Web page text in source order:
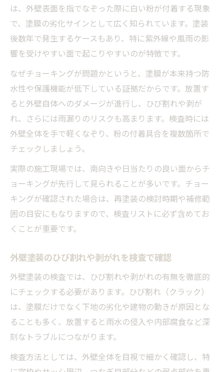
は、外壁表面を指でなぞった際に白い粉が付着する現象
で、塗膜の劣化サインとして広く知られています。塗装
後数年で発生するケースもあり、特に紫外線や風雨の影
響を受けやすい面で起こりやすいのが特徴です。
なぜチョーキングが問題かというと、塗膜が本来持つ防
水性や保護機能が低下している証拠だからです。放置す
ると外壁自体へのダメージが進行し、ひび割れや剥が
れ、さらには雨漏りのリスクも高まります。検査時には
外壁全体を手で軽くなぞり、粉の付着具合を複数箇所で
チェックしましょう。
実際の施工現場では、南向きや日当たりの良い面からチ
ョーキングが先行して見られることが多いです。チョー
キングが確認された場合は、再塗装の検討時期や補修範
囲の目安にもなりますので、検査リストに必ず含めてお
くことが重要です。
外壁塗装のひび割れや剥がれを検査で確認
外壁塗装の検査では、ひび割れや剥がれの有無を徹底的
にチェックする必要があります。ひび割れ（クラック）
は、塗膜だけでなく下地の劣化や建物の動きが原因とな
ることも多く、放置すると雨水の侵入や内部腐食など深
刻なトラブルにつながります。
検査方法としては、外壁全体を目視で細かく確認し、特